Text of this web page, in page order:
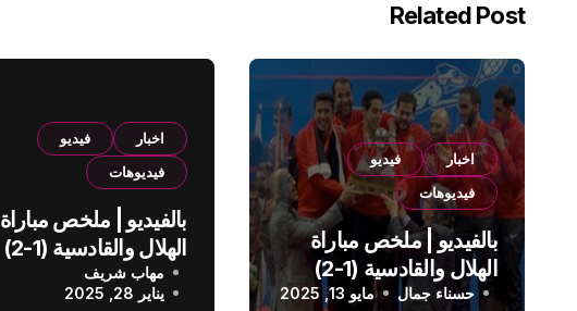
Related Post
اخبار
فيديو
فيديوهات
بالفيديو | ملخص مباراة
الهلال والقادسية (1-2)
الدوري السعودي
حسناء جمال مايو 13, 2025
اخبار
فيديو
فيديوهات
بالفيديو | ملخص مباراة
الهلال والقادسية (1-2)
الدوري السعودي
مهاب شريف
يناير 28, 2025